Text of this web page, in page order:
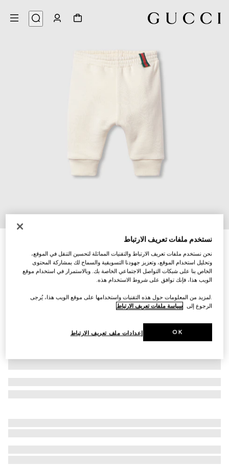
بنطال من القطن بنقش ويب للأطفال الرضّع
تنويعاتأبيض
نستخدم ملفات تعريف الارتباط
نحن نستخدم ملفات تعريف الارتباط والتقنيات المماثلة لتحسين التنقل في الموقع،
وتحليل استخدام الموقع، وتعزيز جهودنا التسويقية والسماح لك بمشاركة المحتوى
الخاص بنا على شبكات التواصل الاجتماعي الخاصة بك. وبالاستمرار في استخدام موقع
الويب هذا، فإنك توافق على شروط الاستخدام هذه.
.لمزيد من المعلومات حول هذه التقنيات واستخدامها على موقع الويب هذا، يُرجى
الرجوع إلى سياسة ملفات تعريف الارتباط
إعدادات ملف تعريف الارتباط OK